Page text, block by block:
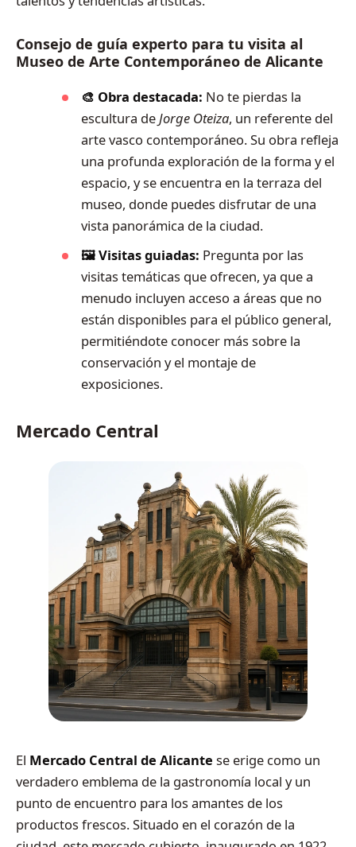
Consejo de guía experto para tu visita al
Museo de Arte Contemporáneo de Alicante
🎨 Obra destacada: No te pierdas la
escultura deJorge Oteiza, un referente del
arte vasco contemporáneo. Su obra refleja
una profunda exploración de la forma y el
espacio, y se encuentra en la terraza del
museo, donde puedes disfrutar de una
vista panorámica de la ciudad.
🖼️ Visitas guiadas: Pregunta por las
visitas temáticas que ofrecen, ya que a
menudo incluyen acceso a áreas que no
están disponibles para el público general,
permitiéndote conocer más sobre la
conservación y el montaje de
exposiciones.
Mercado Central
El Mercado Central de Alicante se erige como un
verdadero emblema de la gastronomía local y un
punto de encuentro para los amantes de los
productos frescos. Situado en el corazón de la